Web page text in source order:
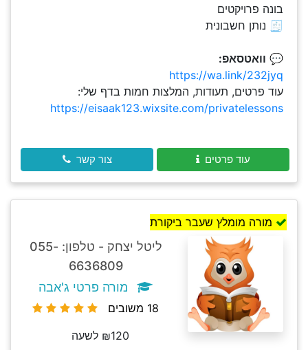
בונה פרויקטים
🧾 נותן חשבונית
💬 וואטסאפ:
https://wa.link/232jyq
עוד פרטים, תעודות, המלצות חמות בדף שלי:
https://eisaak123.wixsite.com/privatelessons
עוד פרטים צור קשר
מורה מומלץ שעבר ביקורת
ליטל יצחק - טלפון: 055-
6636809
מורה פרטי ג'אבה
18 משובים
₪120 לשעה